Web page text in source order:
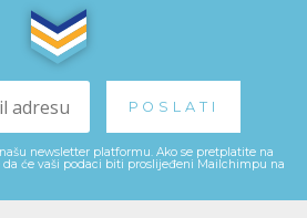
newsletter platformu. Ako se pretplatite na
će vaši podaci biti proslijeđeni Mailchimpu na